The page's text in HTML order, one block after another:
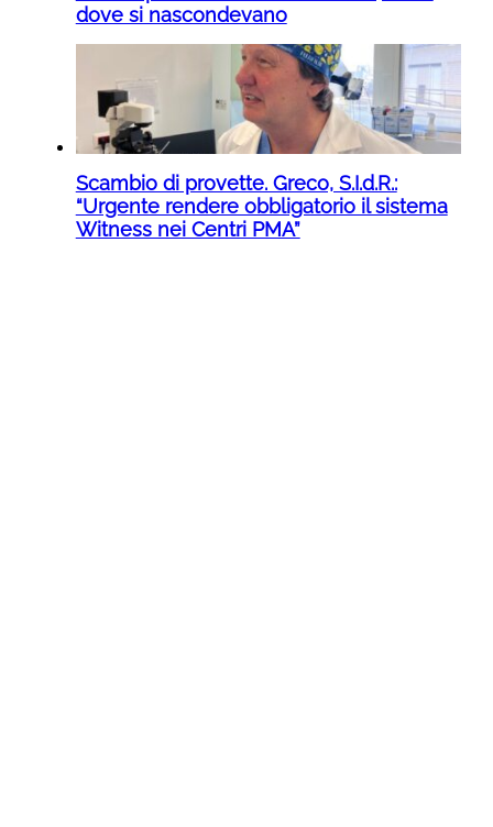
dove si nascondevano
Scambio di provette. Greco, S.I.d.R.:
“Urgente rendere obbligatorio il sistema
Witness nei Centri PMA”